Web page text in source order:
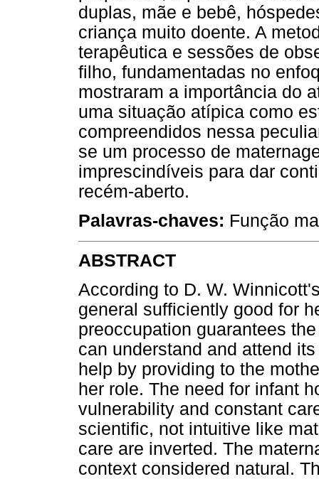
duplas, mãe e bebê,
criança muito doente. A
terapêutica e sessões de
filho, fundamentadas no
mostraram a importância do
uma situação atípica como
compreendidos nessa
se um processo de
imprescindíveis para dar
recém-aberto.
Palavras-chaves: Função
ABSTRACT
According to D. W.
general sufficiently good for
preoccupation guarantees
can understand and attend
help by providing to the
her role. The need for infant
vulnerability and constant
scientific, not intuitive like
care are inverted. The
context considered natural.